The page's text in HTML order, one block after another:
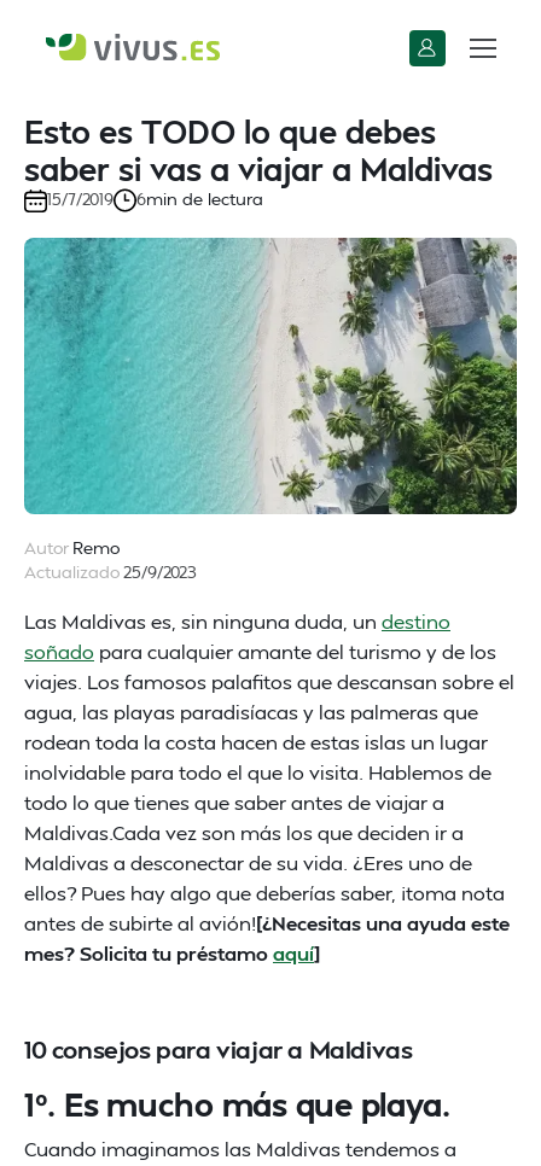
Esto es TODO lo que debes
saber si vas a viajar a Maldivas
15/7/2019 6min de lectura
Autor Remo
Actualizado25/9/2023
Las Maldivas es, sin ninguna duda, un destino
soñado para cualquier amante del turismo y de los
viajes. Los famosos palafitos que descansan sobre el
agua, las playas paradisíacas y las palmeras que
rodean toda la costa hacen de estas islas un lugar
inolvidable para todo el que lo visita. Hablemos de
todo lo que tienes que saber antes de viajar a
Maldivas.Cada vez son más los que deciden ir a
Maldivas a desconectar de su vida. ¿Eres uno de
ellos? Pues hay algo que deberías saber, ¡toma nota
antes de subirte al avión![¿Necesitas una ayuda este
mes? Solicita tu préstamoaquí]
10 consejos para viajar a Maldivas
1º. Es mucho más que playa.
Cuando imaginamos las Maldivas tendemos a